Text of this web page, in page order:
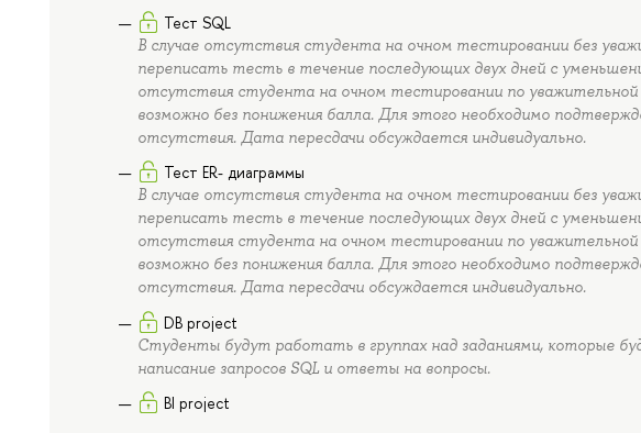
Тест SQL
В случае отсутствия студента на очном тестировании без
переписать тесть в течение последующих двух дней с
отсутствия студента на очном тестировании по
возможно без понижения балла. Для этого необходимо
отсутствия. Дата пересдачи обсуждается индивидуально.
Тест ER- диаграммы
В случае отсутствия студента на очном тестировании без
переписать тесть в течение последующих двух дней с
отсутствия студента на очном тестировании по
возможно без понижения балла. Для этого необходимо
отсутствия. Дата пересдачи обсуждается индивидуально.
DB project
Студенты будут работать в группах над заданиями, которые
написание запросов SQL и ответы на вопросы.
BI project